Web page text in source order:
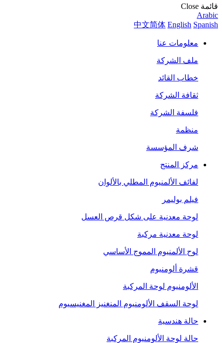
قائمة Close
Arabic
中文简体 English Spanish
معلومات عنا
ملف الشركة
خطاب القائد
ثقافة الشركة
فلسفة الشركة
منظمة
شرف المؤسسة
مركز المنتج
لفائف الألمنيوم المطلي بالألوان
فيلم بوليمر
لوحة معدنية على شكل قرص العسل
لوحة معدنية مركبة
لوح الألمنيوم المموج الأساسي
قشرة ألومنيوم
الألومنيوم لوحة المركبة
لوحة السقف الألومنيوم المنغنيز المغنيسيوم
حالة هندسية
حالة لوحة الألومنيوم المركبة